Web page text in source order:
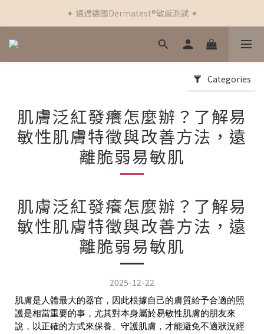
✦ 新客首筆訂單免運費 ✦
Categories
肌膚泛紅發癢怎麼辦？了解易
敏性肌膚特徵與改善方法，遠
離脆弱易敏肌
肌膚泛紅發癢怎麼辦？了解易
敏性肌膚特徵與改善方法，遠
離脆弱易敏肌
2025-12-22
肌膚是人體最大的器官，因此根據自己的膚質給予合適的照
護是相當重要的事，尤其對本身屬於易敏性肌膚的朋友來
說，以正確的方式來保養、守護肌膚，才能避免不適狀況經